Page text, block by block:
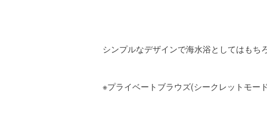
シンプルなデザインで海水浴としてはも
※プライベートブラウズ(シークレットモー